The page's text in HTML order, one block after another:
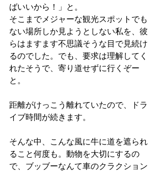
ばいいから！」と。
そこまでメジャーな観光スポットでも
ない場所しか見ようとしない私を、彼
らはますます不思議そうな目で見続け
るのでした。でも、要求は理解してく
れたそうで、寄り道せずに行くぞー
と。
距離がけっこう離れていたので、ドラ
イブ時間が続きます。
そんな中、こんな風に牛に道を遮られ
ること何度も。動物を大切にするの
で、ブッブーなんて車のクラクション